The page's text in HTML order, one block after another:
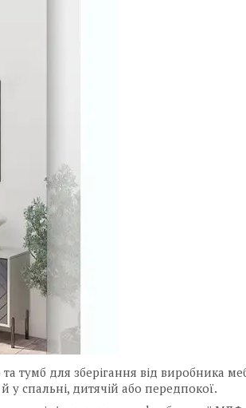
тумб для зберігання від виробника
у спальні, дитячій або передпокої.